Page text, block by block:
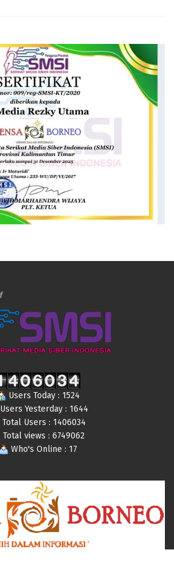
Users Today : 1524
Users Yesterday : 1644
Total Users : 1406034
Total views : 6749062
Who's Online : 17